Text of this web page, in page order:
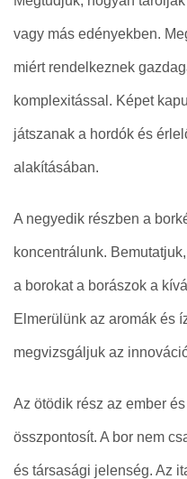
vagy más edényekben.
miért rendelkeznek
komplexitással. Képet
játszanak a hordók és
alakításában.
A negyedik részben a
koncentrálunk.
a borokat a borászok a
Elmerülünk az aromák és
megvizsgáljuk az
Az ötödik rész az ember
összpontosít. A bor nem
és társasági jelenség. Az